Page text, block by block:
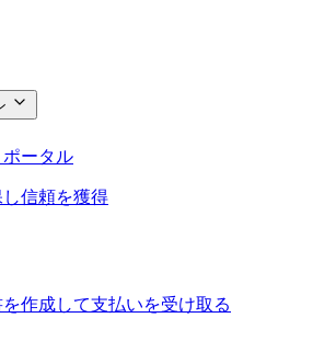
ータル
信頼を獲得
作成して支払いを受け取る